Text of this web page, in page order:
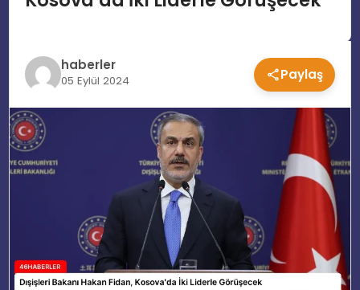
SIYASET
TEKNOLOJI
EĞITIM
MAGAZIN
haberler
05 Eylül 2024 Paylaş